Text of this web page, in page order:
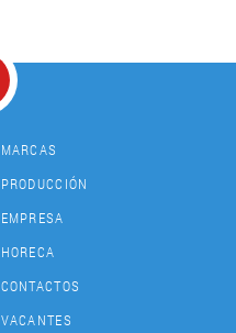
MARCAS
PRODUCCIÓN
EMPRESA
HORECA
CONTACTOS
VACANTES